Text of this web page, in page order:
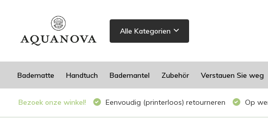
Alle Kategorien
Badematte Handtuch Bademantel Zubehör Verstauen Sie weg
Bezoek onze winkel! Eenvoudig (printerloos) retourneren Op